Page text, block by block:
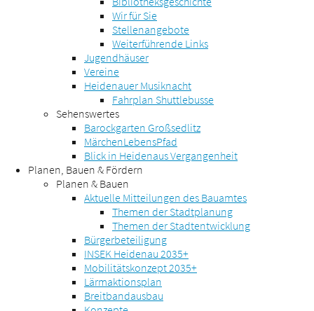
Wir für Sie
Stellenangebote
Weiterführende Links
Jugendhäuser
Vereine
Heidenauer Musiknacht
Fahrplan Shuttlebusse
Sehenswertes
Barockgarten Großsedlitz
MärchenLebensPfad
Blick in Heidenaus Vergangenheit
Planen, Bauen & Fördern
Planen & Bauen
Aktuelle Mitteilungen des Bauamtes
Themen der Stadtplanung
Themen der Stadtentwicklung
Bürgerbeteiligung
INSEK Heidenau 2035+
Mobilitätskonzept 2035+
Lärmaktionsplan
Breitbandausbau